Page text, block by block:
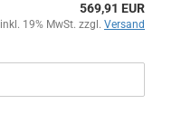
569,91 EUR
inkl. 19% MwSt. zzgl. Versand